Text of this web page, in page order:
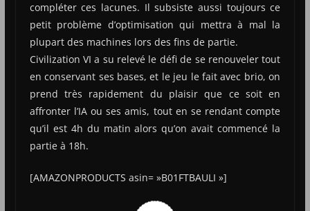
compléter ces lacunes. Il subsiste aussi toujours ce
petit problème d’optimisation qui mettra à mal la
plupart des machines lors des fins de partie.
Civilization VI a su relevé le défi de se renouveler tout
en conservant ses bases, et le jeu le fait avec brio, on
prend très rapidement du plaisir que ce soit en
affronter l’IA ou ses amis, tout en se rendant compte
qu’il est 4h du matin alors qu’on avait commencé la
partie à 18h.
[AMAZONPRODUCTS asin= »B01FTBAULI »]